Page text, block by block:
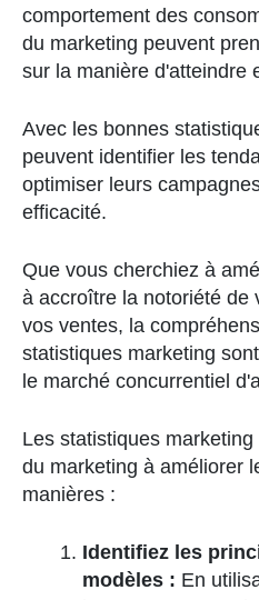
comportement des
du marketing peuvent
sur la manière d'atteindre
Avec les bonnes
peuvent identifier les
optimiser leurs
efficacité.
Que vous cherchiez à
à accroître la notoriété de
vos ventes, la
statistiques marketing
le marché concurrentiel
Les statistiques
du marketing à améliorer
manières :
Identifiez les
modèles : En